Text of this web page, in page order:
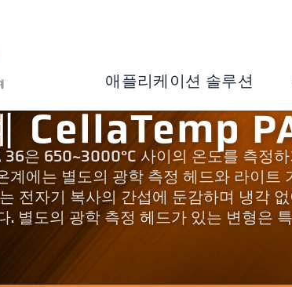
애플리케이션 솔루션
CellaTemp
36은 650~3000°C 사이의 온도를 측정
계에는 별도의 광학 측정 헤드와 라이트
전자기 복사의 간섭에 둔감하며 냉각
. 별도의 광학 측정 헤드가 있는 변형은